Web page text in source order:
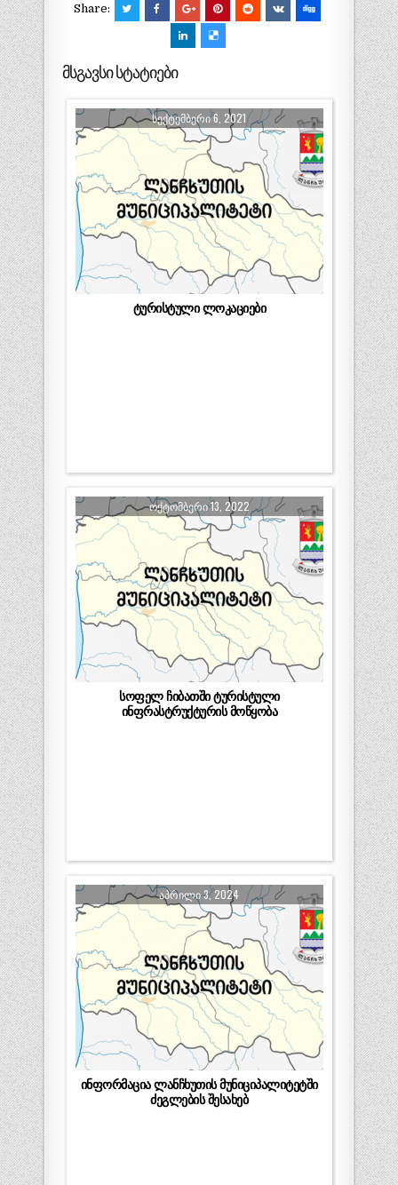
Share:
მსგავსი სტატიები
ᲡᲔᲥᲢᲔᲛᲑᲔᲠᲘ 6, 2021
ტურისტული ლოკაციები
ᲝᲥᲢᲝᲛᲑᲔᲠᲘ 13, 2022
სოფელ ჩიბათში ტურისტული
ინფრასტრუქტურის მოწყობა
ᲐᲞᲠᲘᲚᲘ 3, 2024
ინფორმაცია ლანჩხუთის მუნიციპალიტეტში
ძეგლების შესახებ